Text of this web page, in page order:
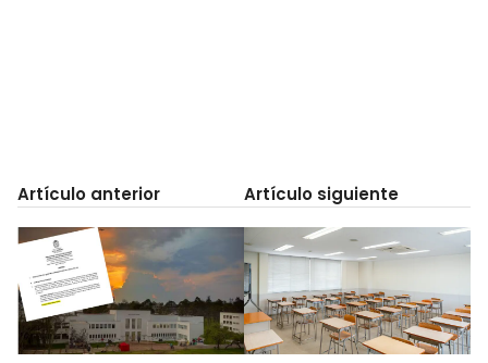
Artículo anterior Artículo siguiente